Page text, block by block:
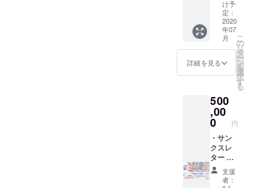
特製
キーホ
ルダー
（数量
限定）
・レン
タル利
用提供
(東北地
方限定)
・
Facebo
okグ
ループ
にご招
待（随
時情報
け予
定：
2020
年07
月
詳細を見る
こ
の
リ
タ
ー
ン
を
選
択
す
る
500
,00
0 円
・サン
クスレ
ター ・
EnoGG
特製ス
支援
者：